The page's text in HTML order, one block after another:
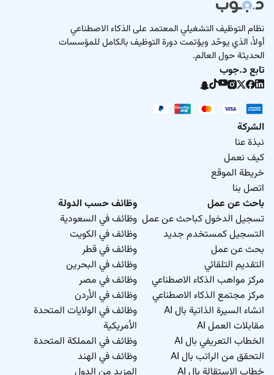
نظام التوظيف التشغيلي المعتمد على الذكاء الاصطناعي
أولاً، الذي يوحّد ويؤتمت دورة التوظيف بالكامل للمؤسسات
الحديثة حول العالم.
تابع د.جوب
الشركة
نبذة عنا
كيف نعمل
خريطة الموقع
اتصل بنا
باحث عن عمل
تسجيل الدخول كباحث عن عمل
التسجيل كمستخدم جديد
بحث عن عمل
التقديم التلقائي
مركز مواهب الذكاء الاصطناعي
مركز مجتمع الذكاء الاصطناعي
انشاء السيرة الذاتية بال AI
مقابلات العمل AI
الخطاب التعريفي بال AI
التحقق من الراتب بال AI
وظائف حسب الدولة
وظائف في السعودية
وظائف في الكويت
وظائف في قطر
وظائف في البحرين
وظائف في مصر
وظائف في الأردن
وظائف في الولايات المتحدة
الأمريكية
وظائف في المملكة المتحدة
وظائف في الهند